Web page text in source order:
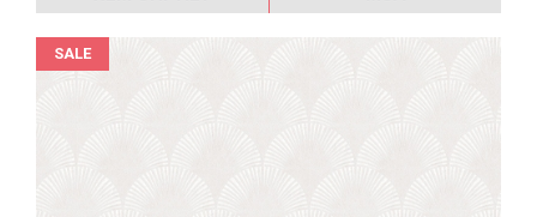
SALE